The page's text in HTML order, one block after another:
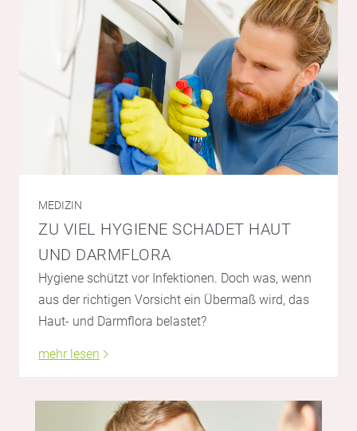
MEDIZIN
ZU VIEL HYGIENE SCHADET HAUT
UND DARMFLORA
Hygiene schützt vor Infektionen. Doch was, wenn
aus der richtigen Vorsicht ein Übermaß wird, das
Haut- und Darmflora belastet?
mehr lesen